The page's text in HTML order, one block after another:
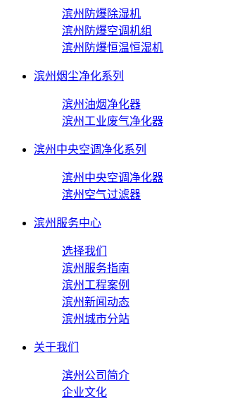
滨州防爆除湿机
滨州防爆空调机组
滨州防爆恒温恒湿机
滨州烟尘净化系列
滨州油烟净化器
滨州工业废气净化器
滨州中央空调净化系列
滨州中央空调净化器
滨州空气过滤器
滨州服务中心
选择我们
滨州服务指南
滨州工程案例
滨州新闻动态
滨州城市分站
关于我们
滨州公司简介
企业文化